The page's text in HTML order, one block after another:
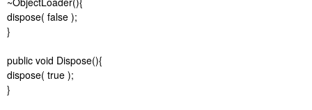
dispose( false );
}
public void Dispose(){
dispose( true );
}